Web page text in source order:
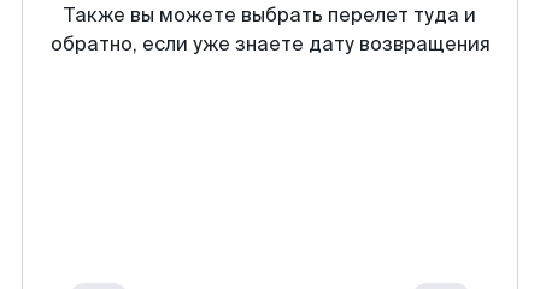
Также вы можете выбрать перелет туда и
обратно, если уже знаете дату возвращения